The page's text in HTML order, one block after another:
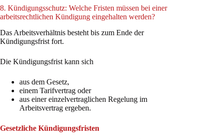
8. Kündigungsschutz: Welche Fristen müssen bei einer
arbeitsrechtlichen Kündigung eingehalten werden?
Das Arbeitsverhältnis besteht bis zum Ende der
Kündigungsfrist fort.
Die Kündigungsfrist kann sich
aus dem Gesetz,
einem Tarifvertrag oder
aus einer einzelvertraglichen Regelung im
Arbeitsvertrag ergeben.
Gesetzliche Kündigungsfristen